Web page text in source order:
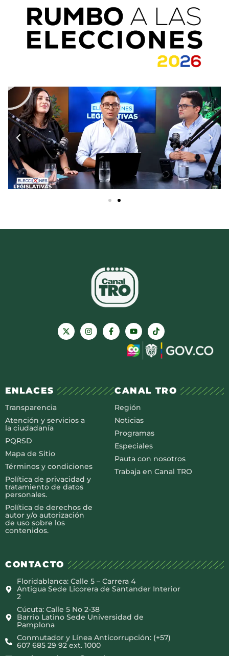
ENLACES
Transparencia
Atención y servicios a
la ciudadanía
PQRSD
Mapa de Sitio
Términos y condiciones
Política de privacidad y
tratamiento de datos
personales.
Política de derechos de
autor y/o autorización
de uso sobre los
contenidos.
CANAL TRO
Región
Noticias
Programas
Especiales
Pauta con nosotros
Trabaja en Canal TRO
CONTACTO
Floridablanca: Calle 5 – Carrera 4
Antigua Sede Licorera de Santander Interior
2
Cúcuta: Calle 5 No 2-38
Barrio Latino Sede Universidad de
Pamplona
Conmutador y Línea Anticorrupción: (+57)
607 685 29 92 ext. 1000